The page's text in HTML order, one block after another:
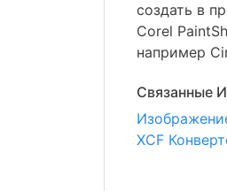
создать в
Corel
например
Связанные
XCF